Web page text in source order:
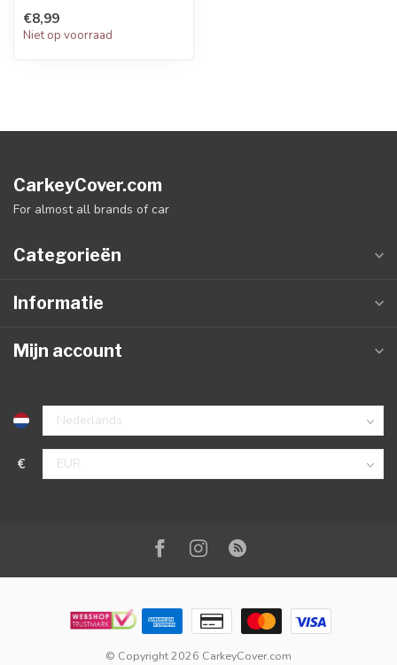
€8,99
Niet op voorraad
CarkeyCover.com
For almost all brands of car
Categorieën
Informatie
Mijn account
€
© Copyright 2026 CarkeyCover.com